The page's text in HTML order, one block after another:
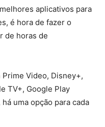
aplicativos para
é hora de fazer o
de horas de
Video, Disney+,
TV+, Google Play
uma opção para cada